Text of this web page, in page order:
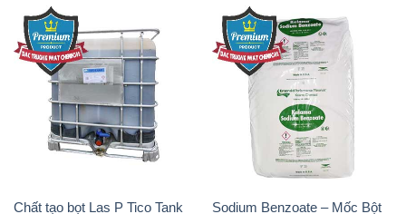
Chất tạo bọt Las P Tico Tank
Sodium Benzoate – Mốc Bột